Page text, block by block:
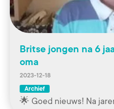
Britse jongen na 6
oma
2023-12-18
Archief
🌟 Goed nieuws! Na